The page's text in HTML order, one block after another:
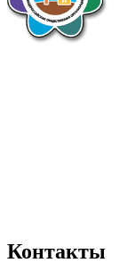
Контакты